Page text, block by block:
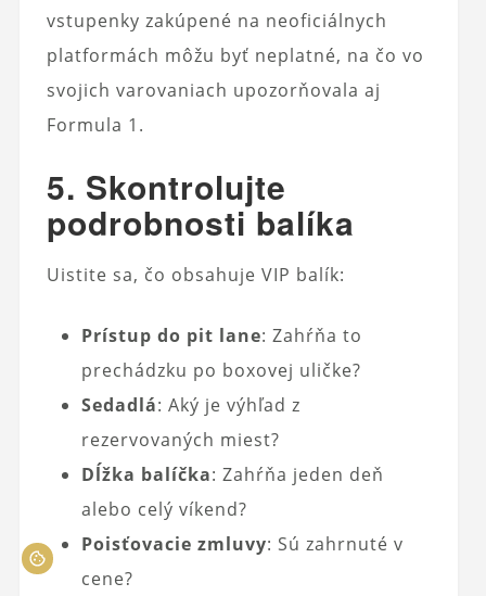
vstupenky zakúpené na neoficiálnych
platformách môžu byť neplatné, na čo vo
svojich varovaniach upozorňovala aj
Formula 1.
5. Skontrolujte
podrobnosti balíka
Uistite sa, čo obsahuje VIP balík:
Prístup do pit lane: Zahŕňa to
prechádzku po boxovej uličke?
Sedadlá: Aký je výhľad z
rezervovaných miest?
Dĺžka balíčka: Zahŕňa jeden deň
alebo celý víkend?
Poisťovacie zmluvy: Sú zahrnuté v
cene?